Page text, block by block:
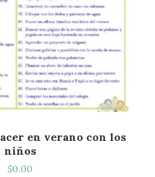
en verano con los
niños
$0.00